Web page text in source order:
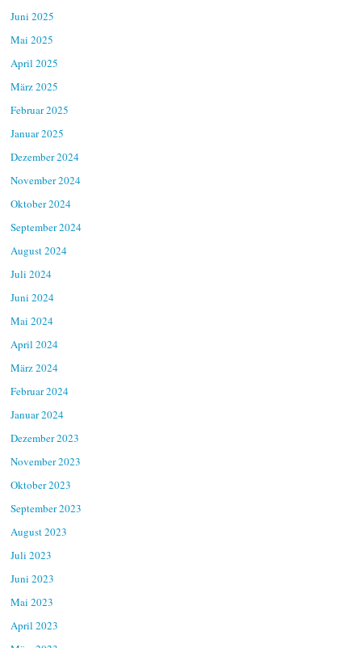
Juni 2025
Mai 2025
April 2025
März 2025
Februar 2025
Januar 2025
Dezember 2024
November 2024
Oktober 2024
September 2024
August 2024
Juli 2024
Juni 2024
Mai 2024
April 2024
März 2024
Februar 2024
Januar 2024
Dezember 2023
November 2023
Oktober 2023
September 2023
August 2023
Juli 2023
Juni 2023
Mai 2023
April 2023